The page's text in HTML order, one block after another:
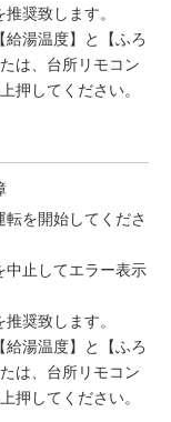
奨致します。
給湯温度】と【ふろ
は、台所リモコン
押してください。
転を開始してくださ
中止してエラー表示
奨致します。
給湯温度】と【ふろ
は、台所リモコン
押してください。